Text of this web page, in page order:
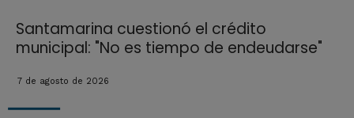
Santamarina cuestionó el crédito
municipal: "No es tiempo de endeudarse"
7 de agosto de 2026